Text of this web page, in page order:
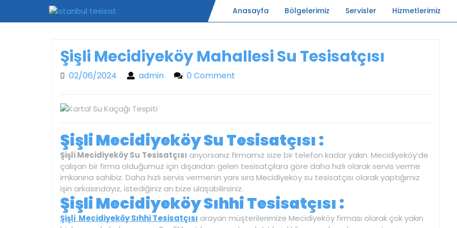
Anasayfa Bölgelerimiz Servisler Hizmetlerimiz
Şişli Mecidiyeköy Mahallesi Su Tesisatçısı
02/06/2024 02/06/2024
adminadmin0 Comment
Şişli Mecidiyeköy Su Tesisatçısı :
Şişli Mecidiyeköy Su Tesisatçısı arıyorsanız firmamız size bir telefon kadar yakın. Mecidiyeköy’de
çalışan bir firma olduğumuz için dışarıdan gelen tesisatçılara göre daha hızlı olarak servis verme
imkanına sahibiz. Daha hızlı servis vermenin yanı sıra Mecidiyeköy su tesisatçısı olarak yaptığımız
işin arkasındayız, istediğiniz an bize ulaşabilirsiniz.
Şişli Mecidiyeköy Sıhhi Tesisatçısı :
Şişli Mecidiyeköy Sıhhi Tesisatçısı arayan müşterilerimize Mecidiyeköy firması olarak çok yakın